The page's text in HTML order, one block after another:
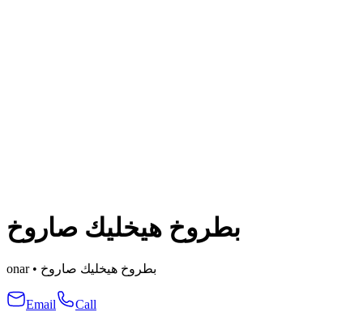
بطروخ هيخليك صاروخ
onar• بطروخ هيخليك صاروخ
Email Call